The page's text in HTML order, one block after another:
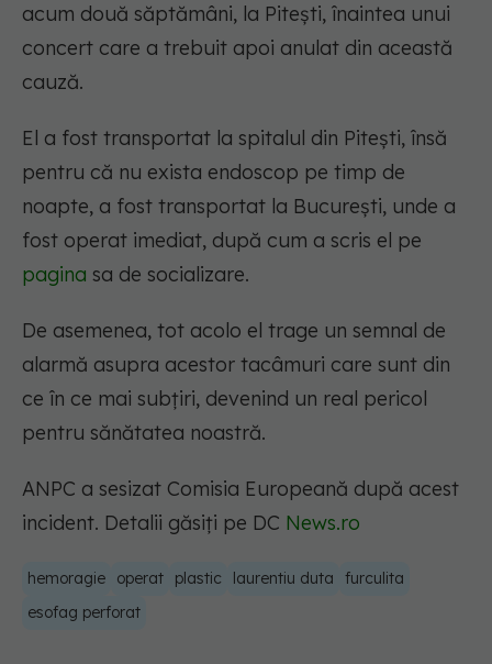
acum două săptămâni, la Pitești, înaintea unui
concert care a trebuit apoi anulat din această
cauză.
El a fost transportat la spitalul din Pitești, însă
pentru că nu exista endoscop pe timp de
noapte, a fost transportat la București, unde a
fost operat imediat, după cum a scris el pe
pagina sa de socializare.
De asemenea, tot acolo el trage un semnal de
alarmă asupra acestor tacâmuri care sunt din
ce în ce mai subțiri, devenind un real pericol
pentru sănătatea noastră.
ANPC a sesizat Comisia Europeană după acest
incident. Detalii găsiți pe DC News.ro
hemoragie operat plastic laurentiu duta
furculita
esofag perforat